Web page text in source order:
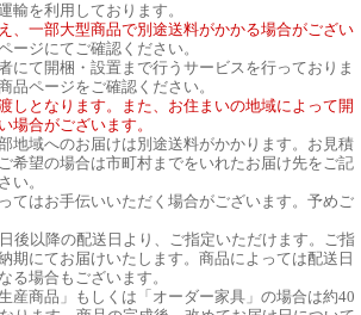
輸を利用しております。
、一部大型商品で別途送料がかかる場合がござい
ージにてご確認ください。
にて開梱・設置まで行うサービスを行っておりま
品ページをご確認ください。
しとなります。また、お住まいの地域によって開
場合がございます。
地域へのお届けは別途送料がかかります。お見積
希望の場合は市町村までをいれたお届け先をご記
い。
てはお手伝いいただく場合がございます。予めご
後以降の配送日より、ご指定いただけます。ご指
期にてお届けいたします。商品によっては配送日
る場合もございます。
産商品」もしくは「オーダー家具」の場合は約40